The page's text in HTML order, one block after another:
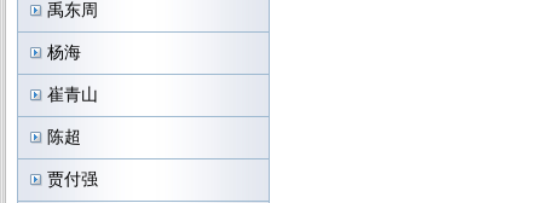
禹东周
杨海
崔青山
陈超
贾付强